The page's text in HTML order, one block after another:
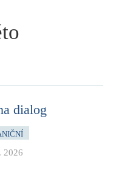
dialog
2026